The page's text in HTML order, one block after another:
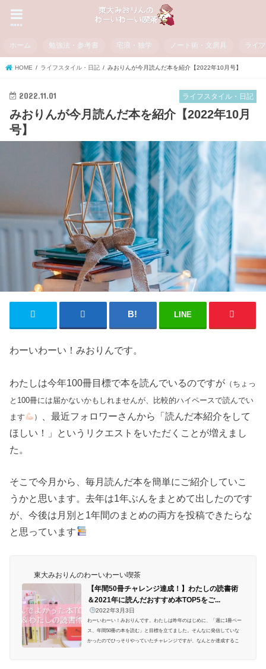
menu
ホーム 勉強法・参考書 宅浪・独学 ノート術・文房具 ライ
HOME ライフスタイル・日記 みおりんが今月読んだ本を紹介【2022年10月号】
ライフスタイル・日記
2022.11.01
みおりんが今月読んだ本を紹介【2022年10月
号】
LINE
わーいわーい！みおりんです。
わたしは今年100冊目標で本を読んでいるのですが （ちょっ
と100冊には届かないかもしれませんが、比較的ハイペースで読んでい
ます
）
、最近フォロワーさんから「読んだ本紹介をして
ほしい！」というリクエストをいただくことが増えまし
た。
そこで今月から、毎月読んだ本を簡単にご紹介していこ
うかと思います。去年は1年ぶんをまとめて出したのです
が、今後は月別と1年間のまとめの両方を投稿できたらな
と思っています
東大みおりんのわーいわーい喫茶
【年間50冊チャレンジ達成！】わたしの読書術
＆2021年に読んだおすすめ本TOP5をご...
2022年3月3日
わーいわーい！みおりんです。わたしは昨年のはじめに、「週に1冊ペー
ス、年間50冊の本を読む」と目標を立てました。そんなに発信していな
かったのでひっそりやっていたチャレンジですが、なんとか達成するこ